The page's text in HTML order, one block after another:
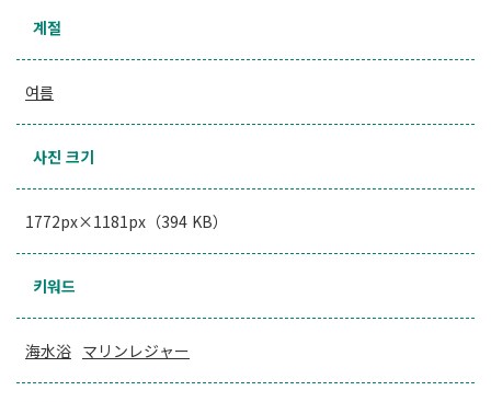
계절
여름
사진 크기
1772px×1181px（394 KB）
키워드
海水浴 マリンレジャー